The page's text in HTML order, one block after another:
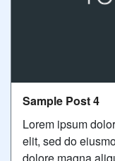
Sample Post 4
Lorem ipsum
elit, sed do